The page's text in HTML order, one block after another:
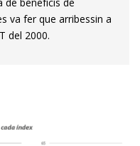
va fer que arribessin a
del 2000.